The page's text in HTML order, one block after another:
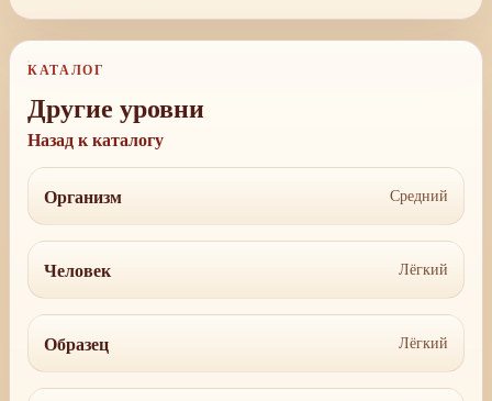
КАТАЛОГ
Другие уровни
Назад к каталогу
Организм Средний
Человек Лёгкий
Образец Лёгкий